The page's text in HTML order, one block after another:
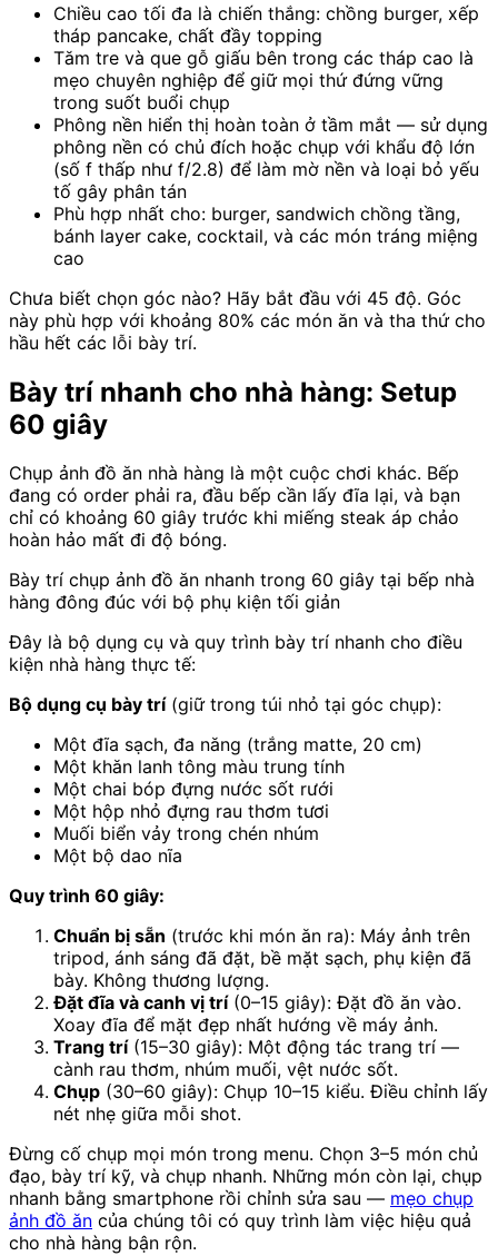
Chiều cao tối đa là chiến thắng: chồng burger, xếp
tháp pancake, chất đầy topping
Tăm tre và que gỗ giấu bên trong các tháp cao là
mẹo chuyên nghiệp để giữ mọi thứ đứng vững
trong suốt buổi chụp
Phông nền hiển thị hoàn toàn ở tầm mắt — sử dụng
phông nền có chủ đích hoặc chụp với khẩu độ lớn
(số f thấp như f/2.8) để làm mờ nền và loại bỏ yếu
tố gây phân tán
Phù hợp nhất cho: burger, sandwich chồng tầng,
bánh layer cake, cocktail, và các món tráng miệng
cao
Chưa biết chọn góc nào? Hãy bắt đầu với 45 độ. Góc
này phù hợp với khoảng 80% các món ăn và tha thứ cho
hầu hết các lỗi bày trí.
Bày trí nhanh cho nhà hàng: Setup
60 giây
Chụp ảnh đồ ăn nhà hàng là một cuộc chơi khác. Bếp
đang có order phải ra, đầu bếp cần lấy đĩa lại, và bạn
chỉ có khoảng 60 giây trước khi miếng steak áp chảo
hoàn hảo mất đi độ bóng.
Bày trí chụp ảnh đồ ăn nhanh trong 60 giây tại bếp nhà
hàng đông đúc với bộ phụ kiện tối giản
Đây là bộ dụng cụ và quy trình bày trí nhanh cho điều
kiện nhà hàng thực tế:
Bộ dụng cụ bày trí(giữ trong túi nhỏ tại góc chụp):
Một đĩa sạch, đa năng (trắng matte, 20 cm)
Một khăn lanh tông màu trung tính
Một chai bóp đựng nước sốt rưới
Một hộp nhỏ đựng rau thơm tươi
Muối biển vảy trong chén nhúm
Một bộ dao nĩa
Quy trình 60 giây:
Chuẩn bị sẵn (trước khi món ăn ra): Máy ảnh trên
tripod, ánh sáng đã đặt, bề mặt sạch, phụ kiện đã
bày. Không thương lượng.
Đặt đĩa và canh vị trí(0–15 giây): Đặt đồ ăn vào.
Xoay đĩa để mặt đẹp nhất hướng về máy ảnh.
Trang trí(15–30 giây): Một động tác trang trí —
cành rau thơm, nhúm muối, vệt nước sốt.
Chụp (30–60 giây): Chụp 10–15 kiểu. Điều chỉnh lấy
nét nhẹ giữa mỗi shot.
Đừng cố chụp mọi món trong menu. Chọn 3–5 món chủ
đạo, bày trí kỹ, và chụp nhanh. Những món còn lại, chụp
nhanh bằng smartphone rồi chỉnh sửa sau — mẹo chụp
ảnh đồ ăn của chúng tôi có quy trình làm việc hiệu quả
cho nhà hàng bận rộn.